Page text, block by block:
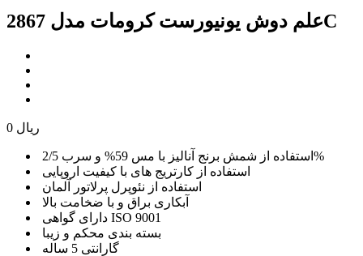
علم دوش یونیورست کرومات مدل 2867C
0 ریال
استفاده از شمش برنج آنالیز با مس 59% و سرب 2/5%
استفاده از کارتریج های با کیفیت اروپایی
استفاده از نئوپرل پرلاتور آلمان
آبکاری براق و با ضخامت بالا
دارای گواهی ISO 9001
بسته بندی محکم و زیبا
گارانتی 5 ساله